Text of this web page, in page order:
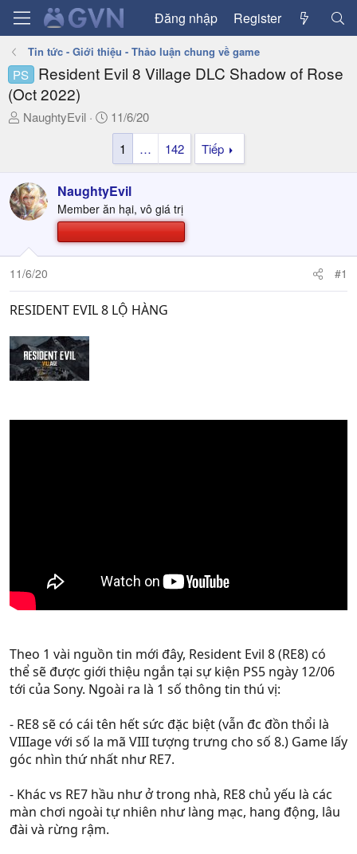
Đăng nhập Register
Tin tức - Giới thiệu - Thảo luận chung về game
PS
Resident Evil 8 Village DLC Shadow of Rose
(Oct 2022)
T
a
d
s
a
r
t
r
NaughtyEvil
N
g
y
g
ử
i
11/6/20
1
… 142 Tiếp
NaughtyEvil
Member ăn hại, vô giá trị
11/6/20 #1
RESIDENT EVIL 8 LỘ HÀNG
Theo 1 vài nguồn tin mới đây, Resident Evil 8 (RE8) có
thể sẽ được giới thiệu ngắn tại sự kiện PS5 ngày 12/06
tới của Sony. Ngoài ra là 1 số thông tin thú vị:
- RE8 sẽ có cái tên hết sức đặc biệt (vẫn đc đồn thổi là
VIIIage với số la mã VIII tượng trưng cho số 8.) Game lấy
góc nhìn thứ nhất như RE7.
- Khác vs RE7 hầu như ở trong nhà, RE8 chủ yếu là các
màn chơi ngoài tự nhiên như làng mạc, hang động, lâu
đài và rừng rậm.